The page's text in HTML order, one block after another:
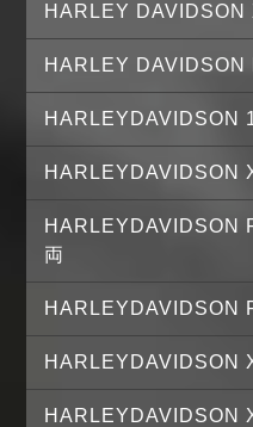
HARLEY DAVIDSON
HARLEY DAVIDSON
HARLEYDAVIDSON
HARLEYDAVIDSON
HARLEYDAVIDSON
両
HARLEYDAVIDSON
HARLEYDAVIDSON
HARLEYDAVIDSON